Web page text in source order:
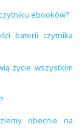
ebooków?
baterii czytnika
życie wszystkim
obecnie na